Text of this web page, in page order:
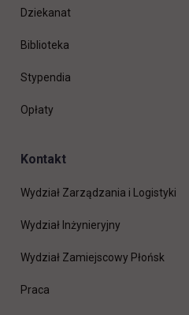
Dziekanat
Biblioteka
Stypendia
Opłaty
Kontakt
Wydział Zarządzania i Logistyki
Wydział Inżynieryjny
Wydział Zamiejscowy Płońsk
Praca